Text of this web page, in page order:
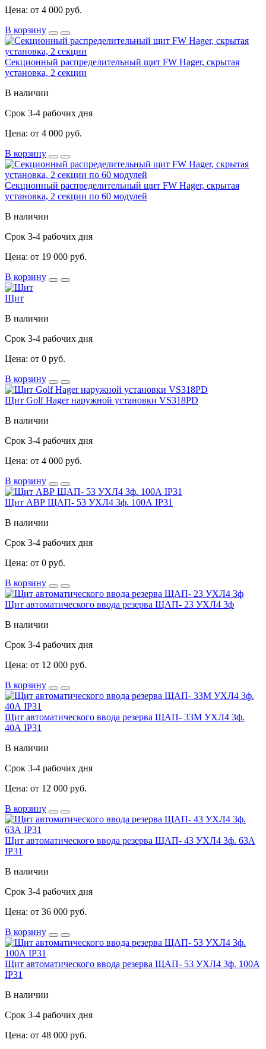
Цена: от 4 000 руб.
В корзину
Секционный распределительный щит FW Hager, скрытая
установка, 2 секции
В наличии
Срок 3-4 рабочих дня
Цена: от 4 000 руб.
В корзину
Секционный распределительный щит FW Hager, скрытая
установка, 2 секции по 60 модулей
В наличии
Срок 3-4 рабочих дня
Цена: от 19 000 руб.
В корзину
Щит
В наличии
Срок 3-4 рабочих дня
Цена: от 0 руб.
В корзину
Щит Golf Hager наружной установки VS318PD
В наличии
Срок 3-4 рабочих дня
Цена: от 4 000 руб.
В корзину
Щит АВР ЩАП- 53 УХЛ4 3ф. 100А IP31
В наличии
Срок 3-4 рабочих дня
Цена: от 0 руб.
В корзину
Щит автоматического ввода резерва ЩАП- 23 УХЛ4 3ф
В наличии
Срок 3-4 рабочих дня
Цена: от 12 000 руб.
В корзину
Щит автоматического ввода резерва ЩАП- 33М УХЛ4 3ф.
40А IP31
В наличии
Срок 3-4 рабочих дня
Цена: от 12 000 руб.
В корзину
Щит автоматического ввода резерва ЩАП- 43 УХЛ4 3ф. 63А
IP31
В наличии
Срок 3-4 рабочих дня
Цена: от 36 000 руб.
В корзину
Щит автоматического ввода резерва ЩАП- 53 УХЛ4 3ф. 100А
IP31
В наличии
Срок 3-4 рабочих дня
Цена: от 48 000 руб.